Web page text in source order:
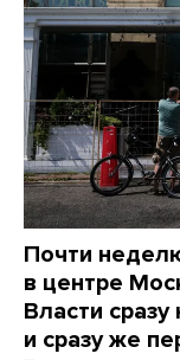
Почти
в центре
Власти
и сразу же